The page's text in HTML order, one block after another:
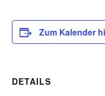
Zum Kalender
DETAILS